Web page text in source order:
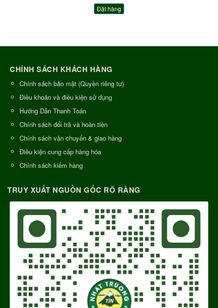
Đặt hàng
CHÍNH SÁCH KHÁCH HÀNG
Chính sách bảo mật (Quyền riêng tư)
Điều khoản và điều kiện sử dụng
Hướng Dẫn Thanh Toán
Chính sách đổi trả và hoàn tiền
Chính sách vận chuyển & giao hàng
Điều kiện cung cấp hàng hóa
Chính sách kiểm hàng
TRUY XUẤT NGUỒN GỐC RÕ RÀNG